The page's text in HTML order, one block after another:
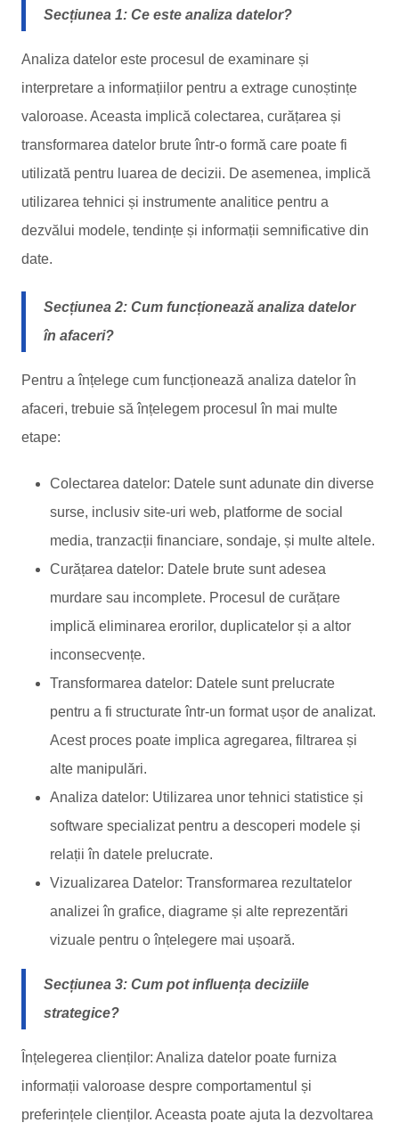
Secțiunea 1: Ce este analiza datelor?
Analiza datelor este procesul de examinare și
interpretare a informațiilor pentru a extrage cunoștințe
valoroase. Aceasta implică colectarea, curățarea și
transformarea datelor brute într-o formă care poate fi
utilizată pentru luarea de decizii. De asemenea, implică
utilizarea tehnici și instrumente analitice pentru a
dezvălui modele, tendințe și informații semnificative din
date.
Secțiunea 2: Cum funcționează analiza datelor
în afaceri?
Pentru a înțelege cum funcționează analiza datelor în
afaceri, trebuie să înțelegem procesul în mai multe
etape:
Colectarea datelor: Datele sunt adunate din diverse
surse, inclusiv site-uri web, platforme de social
media, tranzacții financiare, sondaje, și multe altele.
Curățarea datelor: Datele brute sunt adesea
murdare sau incomplete. Procesul de curățare
implică eliminarea erorilor, duplicatelor și a altor
inconsecvențe.
Transformarea datelor: Datele sunt prelucrate
pentru a fi structurate într-un format ușor de analizat.
Acest proces poate implica agregarea, filtrarea și
alte manipulări.
Analiza datelor: Utilizarea unor tehnici statistice și
software specializat pentru a descoperi modele și
relații în datele prelucrate.
Vizualizarea Datelor: Transformarea rezultatelor
analizei în grafice, diagrame și alte reprezentări
vizuale pentru o înțelegere mai ușoară.
Secțiunea 3: Cum pot influența deciziile
strategice?
Înțelegerea clienților: Analiza datelor poate furniza
informații valoroase despre comportamentul și
preferințele clienților. Aceasta poate ajuta la dezvoltarea